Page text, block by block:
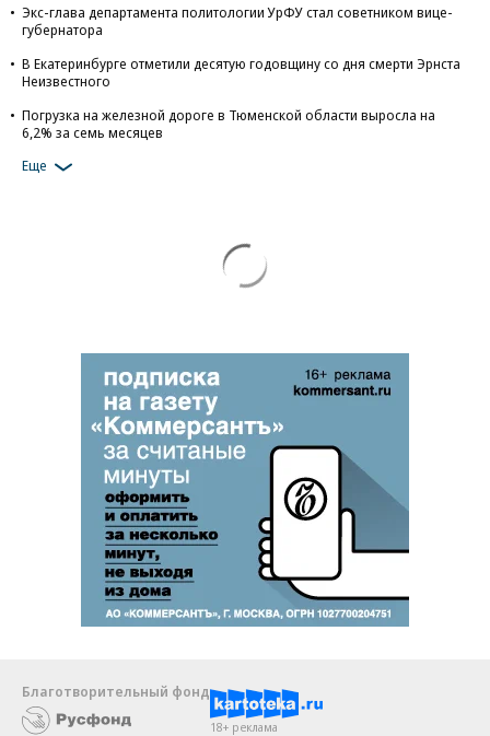
Экс-глава департамента политологии УрФУ стал советником вице-
губернатора
В Екатеринбурге отметили десятую годовщину со дня смерти Эрнста
Неизвестного
Погрузка на железной дороге в Тюменской области выросла на
6,2% за семь месяцев
Еще
Благотворительный фонд
18+ реклама